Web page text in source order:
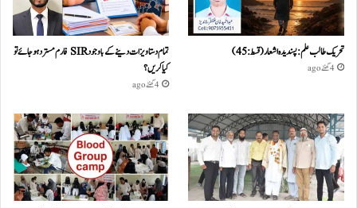
تحریک طالب علم: پسندیدہ اشعار (قسط:45)
4 گھنٹے ago
تمام دستاویزات دینے کے باوجود SIR فارم مسترد ہو جائے تو
کیا کریں؟
4 گھنٹے ago